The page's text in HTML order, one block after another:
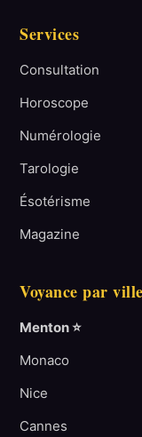
Services
Consultation
Horoscope
Numérologie
Tarologie
Ésotérisme
Magazine
Voyance par ville
Menton ⭐
Monaco
Nice
Cannes